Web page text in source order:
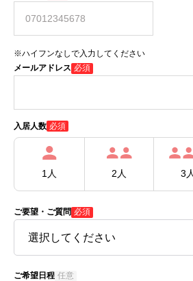
※ハイフンなしで入力してください
メールアドレス 必須
入居人数 必須
1人 2人 3人
ご要望・ご質問 必須
ご希望日程 任意